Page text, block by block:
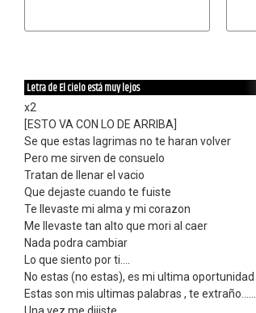
Letra de El cielo está muy lejos
x2
[ESTO VA CON LO DE ARRIBA]
Se que estas lagrimas no te haran volver
Pero me sirven de consuelo
Tratan de llenar el vacio
Que dejaste cuando te fuiste
Te llevaste mi alma y mi corazon
Me llevaste tan alto que mori al caer
Nada podra cambiar
Lo que siento por ti....
No estas (no estas), es mi ultima oportunidad
Estas son mis ultimas palabras , te extraño........